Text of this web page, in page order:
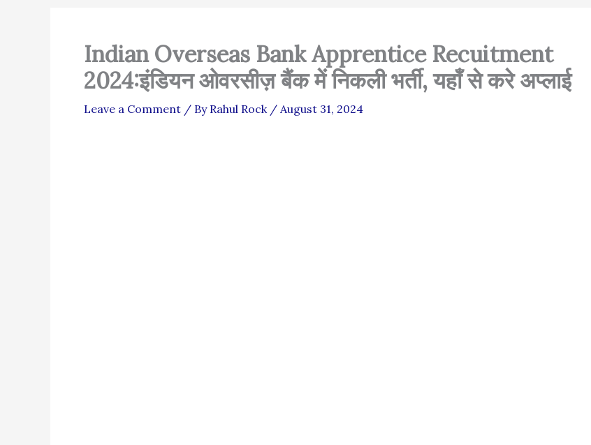
Indian Overseas Bank Apprentice Recuitment
2024:इंडियन ओवरसीज़ बैंक में निकली भर्ती, यहाँ से करे अप्लाई
Leave a Comment / By Rahul Rock / August 31, 2024